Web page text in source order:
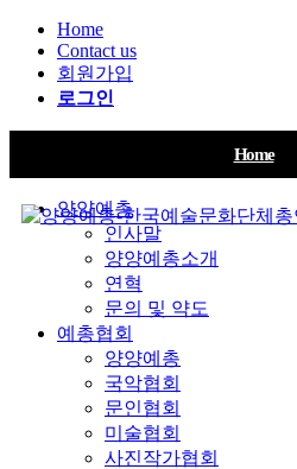
Home
Contact us
회원가입
로그인
Home
양양예총
인사말
양양예총소개
연혁
문의 및 약도
예총협회
양양예총
국악협회
문인협회
미술협회
사진작가협회